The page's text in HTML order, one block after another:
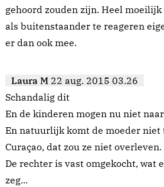
gehoord zouden zijn. Heel
als buitenstaander te reageren
er dan ook mee.
Laura M 22 aug. 2015 03.26
Schandalig dit
En de kinderen mogen nu niet
En natuurlijk komt de moeder niet
Curaçao, dat zou ze niet overleven.
De rechter is vast omgekocht, wat
zeg...